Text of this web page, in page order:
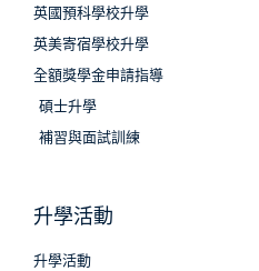
英國預科學校升學
英美寄宿學校升學
全額獎學金申請指導
碩士升學
補習與面試訓練
升學活動
升學活動